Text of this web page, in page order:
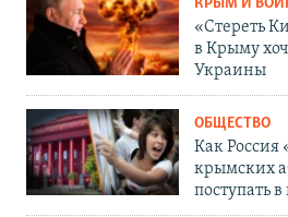
КРЫМ И
«Стереть
в Крыму
Украины
ОБЩЕСТВО
Как Россия
крымских
поступать